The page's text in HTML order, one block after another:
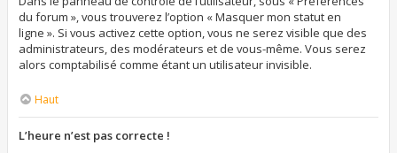
du forum », vous trouverez l’option « Masquer mon statut en
ligne ». Si vous activez cette option, vous ne serez visible que des
administrateurs, des modérateurs et de vous-même. Vous serez
alors comptabilisé comme étant un utilisateur invisible.
Haut
L’heure n’est pas correcte !